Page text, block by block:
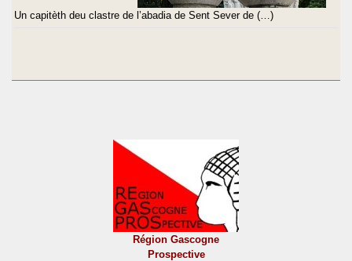
Un capitèth deu clastre de l’abadia de Sent Sever de (…)
Région Gascogne
Prospective